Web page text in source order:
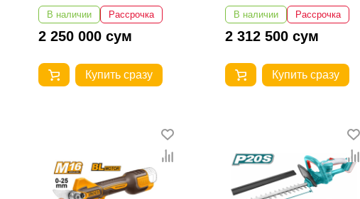
В наличии Рассрочка
2 250 000 сум
Купить сразу
В наличии Рассрочка
2 312 500 сум
Купить сразу